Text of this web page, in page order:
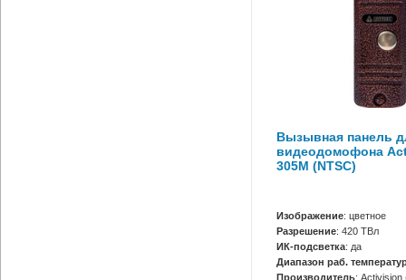
Вызывная панель
видеодомофона
305M (NTSC)
Изображение: цветное
Разрешение: 420 ТВл
ИК-подсветка: да
Диапазон раб.
Производитель: Activision